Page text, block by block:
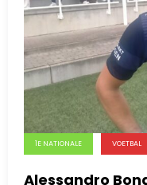
1E NATIONALE VOETBAL
Alessandro